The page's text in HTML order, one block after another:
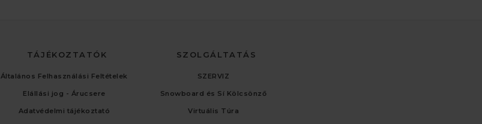
TÁJÉKOZTATÓK
Általános Felhasználási Feltételek
Elállási jog - Árucsere
Adatvédelmi tájékoztató
SZOLGÁLTATÁS
SZERVIZ
Snowboard és Sí Kölcsönző
Virtuális Túra